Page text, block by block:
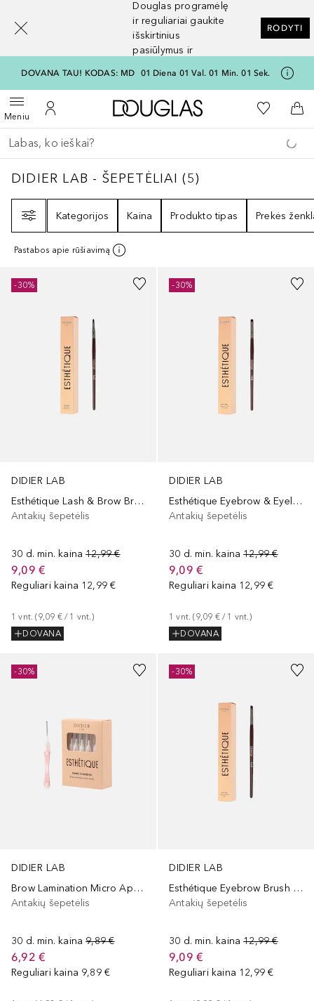
Douglas programėlę
ir reguliariai gaukite
išskirtinius
pasiūlymus ir
RODYTI
DOVANA TAU! KODAS: MD 01 Diena 01 Val. 01 Min. 01 Sek.
MeniuAtidaryti meniuĮ mano paskyrą
Į Douglas pagrindinį
Į mano
Į
Grįžk atgal
Vykdykite paiešką
DIDIER LAB - ŠEPETĖLIAI5
DIDIER LAB - ŠEPETĖLIAI (5)
Kategorijos
Kaina Produkto tipas Prekės
Pastabos apie rūšiavimą
DIDIER LAB
Esthétique Lash & Brow Brush Nr. 01
Antakių šepetėlis
30 d. min. kaina 12,99 €
9,09 €
Reguliari kaina 12,99 €
1 vnt. (9,09 € / 1 vnt.)
DOVANA
-30%
DIDIER LAB
Esthétique Eyebrow & Eyelash Brush Nr. 03
Antakių šepetėlis
30 d. min. kaina 12,99 €
9,09 €
Reguliari kaina 12,99 €
1 vnt. (9,09 € / 1 vnt.)
DOVANA
-30%
DIDIER LAB
Brow Lamination Micro Applicators Estetique, Game Changer
Antakių šepetėlis
30 d. min. kaina 9,89 €
6,92 €
Reguliari kaina 9,89 €
-30%
DIDIER LAB
Esthétique Eyebrow Brush Nr. 02
Antakių šepetėlis
30 d. min. kaina 12,99 €
9,09 €
Reguliari kaina 12,99 €
-30%
[navigation.slideout.screenreader]